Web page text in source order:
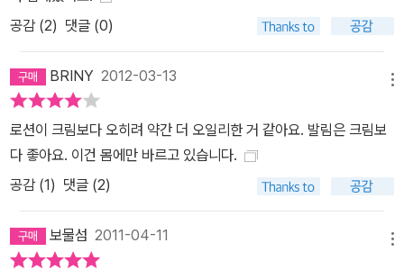
공감 (2) 댓글 (0)
BRINY 2012-03-13
로션이 크림보다 오히려 약간 더 오일리한 거 같아요. 발림은 크림보
다 좋아요. 이건 몸에만 바르고 있습니다.
공감 (1) 댓글 (2)
보물섬 2011-04-11